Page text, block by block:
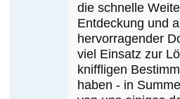
die schnelle
Entdeckung und
hervorragender
viel Einsatz zur
kniffligen
haben - in